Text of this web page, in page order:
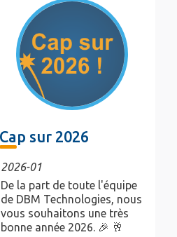
Cap sur 2026
2026-01
De la part de toute l'équipe
de DBM Technologies, nous
vous souhaitons une très
bonne année 2026. 🎉 🥂